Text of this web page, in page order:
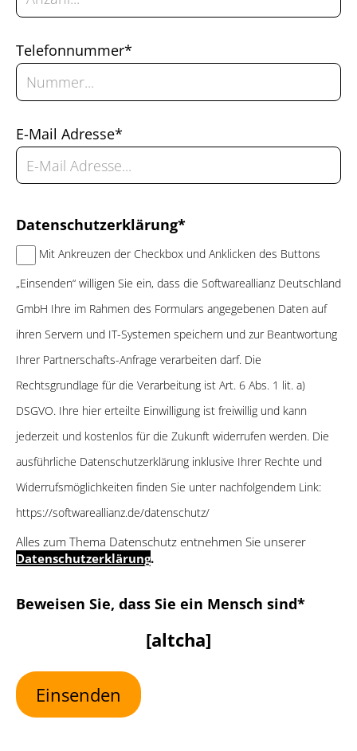
Telefonnummer*
E-Mail Adresse*
Datenschutzerklärung*
Mit Ankreuzen der Checkbox und Anklicken des Buttons
„Einsenden“ willigen Sie ein, dass die Softwareallianz Deutschland
GmbH Ihre im Rahmen des Formulars angegebenen Daten auf
ihren Servern und IT-Systemen speichern und zur Beantwortung
Ihrer Partnerschafts-Anfrage verarbeiten darf. Die
Rechtsgrundlage für die Verarbeitung ist Art. 6 Abs. 1 lit. a)
DSGVO. Ihre hier erteilte Einwilligung ist freiwillig und kann
jederzeit und kostenlos für die Zukunft widerrufen werden. Die
ausführliche Datenschutzerklärung inklusive Ihrer Rechte und
Widerrufsmöglichkeiten finden Sie unter nachfolgendem Link:
https://softwareallianz.de/datenschutz/
Alles zum Thema Datenschutz entnehmen Sie unserer
Datenschutzerklärung.
Bitte lasse dieses Feld
Beweisen Sie, dass Sie ein Mensch sind*
[altcha]